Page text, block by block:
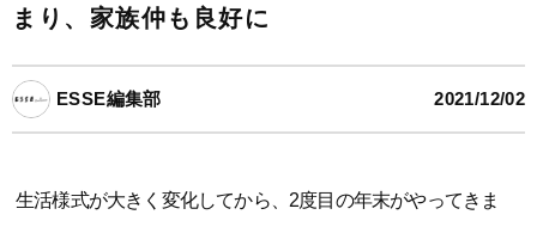
まり、家族仲も良好に
ESSE編集部 2021/12/02
生活様式が大きく変化してから、2度目の年末がやってきま